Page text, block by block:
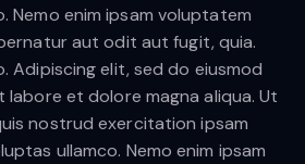
Nemo enim ipsam voluptatem
aut odit aut fugit, quia.
Adipiscing elit, sed do eiusmod
et dolore magna aliqua. Ut
nostrud exercitation ipsam
ullamco. Nemo enim ipsam